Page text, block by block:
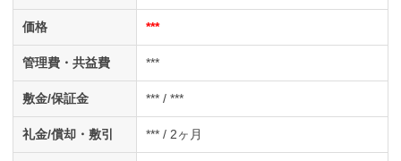
価格 ***
管理費・共益費 ***
敷金/保証金 *** / ***
礼金/償却・敷引 *** / 2ヶ月